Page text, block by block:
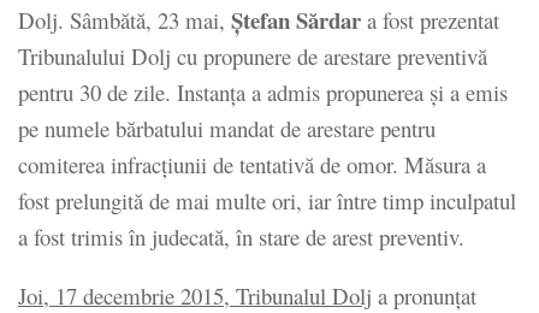
Dolj. Sâmbătă, 23 mai, Ştefan Sărdar a fost prezentat
Tribunalului Dolj cu propunere de arestare preventivă
pentru 30 de zile. Instanţa a admis propunerea şi a emis
pe numele bărbatului mandat de arestare pentru
comiterea infracţiunii de tentativă de omor. Măsura a
fost prelungită de mai multe ori, iar între timp inculpatul
a fost trimis în judecată, în stare de arest preventiv.
Joi, 17 decembrie 2015, Tribunalul Dolj a pronunţat